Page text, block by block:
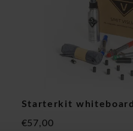
Starterkit whiteboard
€57,00